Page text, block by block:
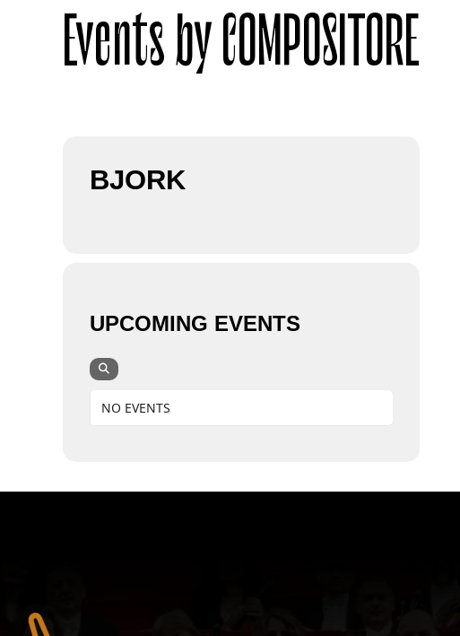
Events by COMPOSITORE
BJORK
UPCOMING EVENTS
NO EVENTS